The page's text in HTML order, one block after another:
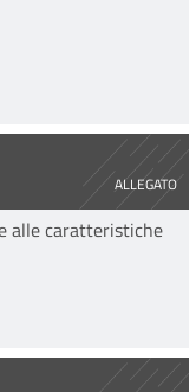
ALLEGATO
alle caratteristiche